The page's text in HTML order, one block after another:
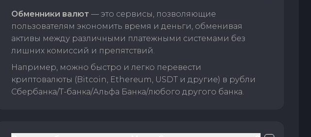
Обменники валют — это сервисы, позволяющие
пользователям экономить время и деньги, обменивая
активы между различными платежными системами без
лишних комиссий и препятствий.
Например, можно быстро и легко перевести
криптовалюты (Bitcoin, Ethereum, USDT и другие) в рубли
Сбербанка/Т-банка/Альфа Банка/любого другого банка.